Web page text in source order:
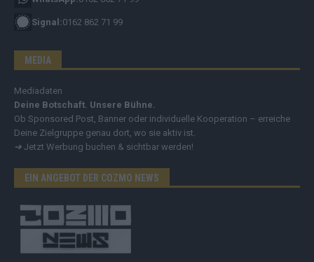
Signal:0162 862 71 99
MEDIA
Mediadaten
Deine Botschaft. Unsere Bühne.
Ob Sponsored Post, Banner oder individuelle Kooperation – erreiche
Deine Zielgruppe genau dort, wo sie aktiv ist.
➔ Jetzt Werbung buchen & sichtbar werden!
EIN ANGEBOT DER COZMO NEWS